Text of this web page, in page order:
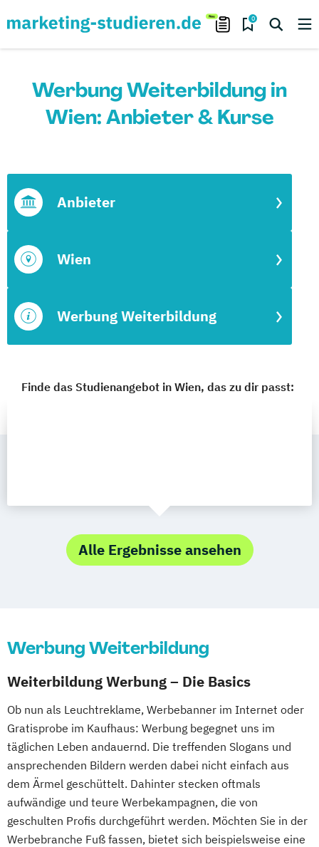
0
Werbung Weiterbildung in
Wien: Anbieter & Kurse
Werbung Weiterbildung
Wien
Anbieter
Finde das Studienangebot in Wien, das zu dir passt:
Alle Ergebnisse ansehen
Werbung Weiterbildung
Weiterbildung Werbung – Die Basics
Ob nun als Leuchtreklame, Werbebanner im Internet oder
Gratisprobe im Kaufhaus: Werbung begegnet uns im
täglichen Leben andauernd. Die treffenden Slogans und
ansprechenden Bildern werden dabei nicht einfach aus
dem Ärmel geschüttelt. Dahinter stecken oftmals
aufwändige und teure Werbekampagnen, die von
geschulten Profis durchgeführt werden. Möchten Sie in der
Werbebranche Fuß fassen, bietet sich beispielsweise eine